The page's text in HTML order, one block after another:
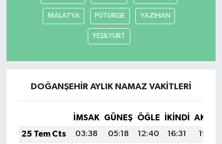
MALATYA PÜTÜRGE YAZIHAN
YEŞİLYURT
DOĞANŞEHİR AYLIK NAMAZ VAKITLERI
İMSAK GÜNEŞ ÖĞLE İKINDI
25 Tem Cts
03:38 05:18 12:40 16:31
19:52